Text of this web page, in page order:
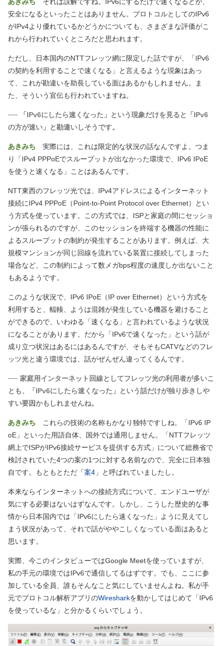
あきみち それは誤解ですね。IPv6にするだけで速くなるとか、
安全になるといったことはありません。プロトコルとしてのIPv6
がIPv4より優れているかどうかについても、さまざまな評価がこ
れから行われていくところだと思われます。
ただし、日本国内のNTTフレッツ網に限定した話ですが、「IPv6
の契約を利用することで速くなる」と言えるような現象はあっ
て、これが勘違いを助長している面はあるかもしれません。ま
た、そういう宣伝も行われていますね。
── 「IPv6にしたら速くなった」という現象だけを見ると「IPv6
の方が速い」と勘違いしそうです。
あきみち 実際には、これは限定的な状況の話なんですよ。つま
り「IPv4 PPPoEでスループットが出なかった環境で、IPv6 IPoE
を使うと速くなる」ことはあるんです。
NTT東西のフレッツ光では、IPv4アドレスによるインターネット
接続にIPv4 PPPoE （Point-to-Point Protocol over Ethernet）
とい
う方式を使っています。この方式では、ISPと家庭の間にセッショ
ンが張られるのですが、このセッションを終端する機器の性能に
よるスループットの制約が発生することがあります。例えば、大
規模マンションが同じ回線を流れている装置に接続してしまった
場合など、この制約によって数メガbps程度の速度しか出ないこと
もあるようです。
このような状況で、IPv6 IPoE （IP over Ethernet）
という方式を
利用すると、輻輳、ようは混雑が発生している機器を避けること
ができるので、いわゆる「速くなる」と言われているような状況
になることがあります。だから「IPv6で速くなった」という話が
成り立つ状況はあるにはあるんですが、そもそもCATVなどのフレ
ッツ光と違う環境では、話がぜんぜん違ってくるんです。
── 家庭用インターネット回線としてフレッツ光の利用者が多いこ
とも、「IPv6にしたら速くなった」という話だけが独り歩きしや
すい要因かもしれませんね。
あきみち これらの技術の名称もかなり独特ですしね。「IPv6 IP
oE」といった用語自体、国外では通用しません。「NTTフレッツ
網上でISPがIPv6接続サービスを提供する方式」について総務省で
検討されていた4つの案の1つに対する名前なので、完全に日本独
自です。もともとただ「案4 」と呼ばれていましたし。
本来ならインターネットへの接続方式について、エンドユーザが
気にする必要はないはずなんです。しかし、こうした歴史的な事
情から日本国内では「IPv6にしたら速くなった」ように見えてし
まう状況があって、それで話がややこしくなっている面はあると
思います。
実際、今このインタビューではGoogle Meetを使っていますが、
私の手元の環境ではIPv6で通信してるはずです。でも、ここに参
加している全員、誰もそんなこと気にしていませんよね。私が手
元でプロトコル解析アプリのWiresharkを動かしてはじめて「IPv6
を使っているな」と分かるくらいでしょう。